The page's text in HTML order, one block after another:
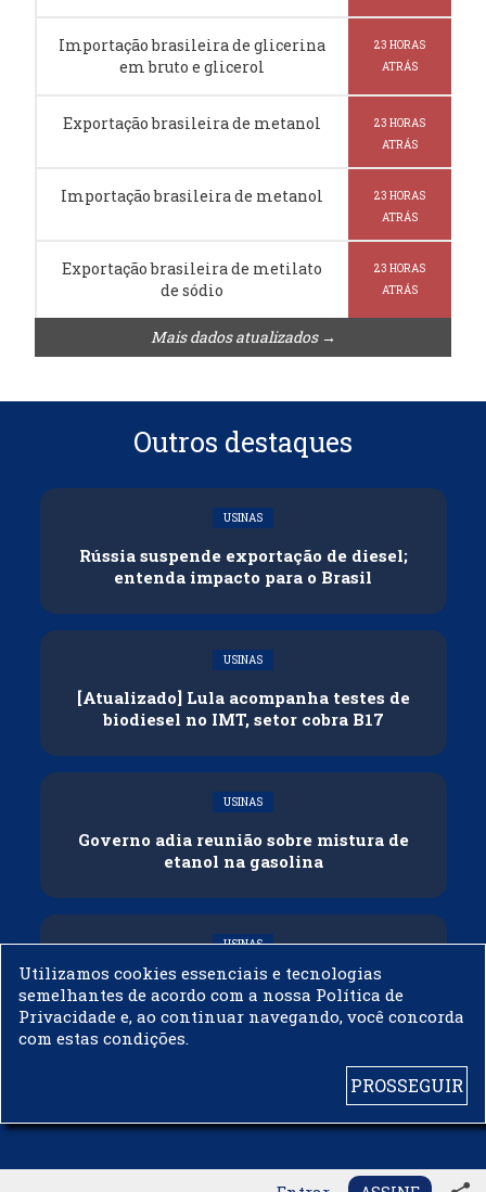
Importação brasileira de glicerina
em bruto e glicerol
23 HORAS
ATRÁS
Exportação brasileira de metanol
23 HORAS
ATRÁS
Importação brasileira de metanol
23 HORAS
ATRÁS
Exportação brasileira de metilato
de sódio
23 HORAS
ATRÁS
Mais dados atualizados →
Outros destaques
USINAS
Rússia suspende exportação de diesel;
entenda impacto para o Brasil
USINAS
[Atualizado] Lula acompanha testes de
biodiesel no IMT, setor cobra B17
USINAS
Governo adia reunião sobre mistura de
etanol na gasolina
USINAS
CNPE veda importação de biodiesel
Utilizamos cookies essenciais e tecnologias
semelhantes de acordo com a nossa Política de
Privacidade e, ao continuar navegando, você concorda
com estas condições.
PROSSEGUIR